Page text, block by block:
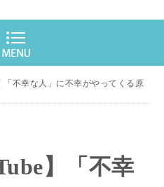
「不幸な人」に不幸がやってくる原
】「不幸